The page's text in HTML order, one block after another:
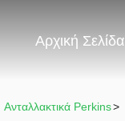
Αρχική Σελίδα
Ανταλλακτικά Perkins>